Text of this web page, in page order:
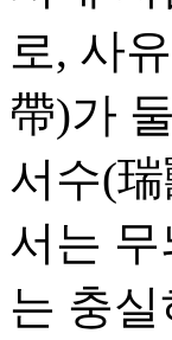
로, 사
帶)가
서수(
서는
는 충